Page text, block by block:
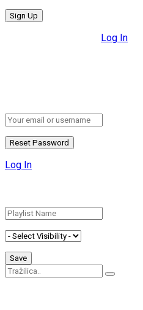
Log In
Log In